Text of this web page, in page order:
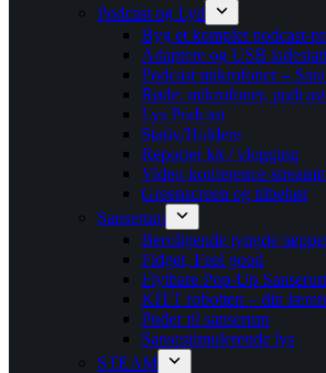
Podcast og Lyd
Byg et komplet podcast-
Adaptere og USB
Podcast mikrofoner –
Røde: mikrofoner,
Lys Podcast
Stativ/Holdere
Reporter kit / vlogging
Video-konference-
Greenscreen og tilbehør
Sanserum
Beroligende tyngde
Fidget, Feel good
Flytbare Pop-Up
KITT robotten – din
Puder til sanserum
Sansestimulerende lys
STEAM